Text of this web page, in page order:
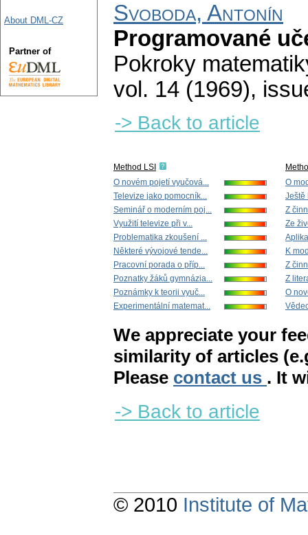
Svoboda, Antonín
Programované
Pokroky
vol. 14 (1969),
-> Back to article
Method LSI
O novém pojetí vyučová...
Televize jako pomocník...
Seminář o moderním poj...
Využití televize při v...
Problematika zkoušení ...
Některé vývojové tende...
Pracovní porada o příp...
Poznatky žáků gymnázia...
Poznámky k teorii vyuč...
Experimentální matemat...
O
Ještě
Z
Ze
K
Z
Z
O
We appreciate your
similarity of articles
Please contact us . It
-> Back to article
About DML-CZ
Partner of
© 2010 Institute of